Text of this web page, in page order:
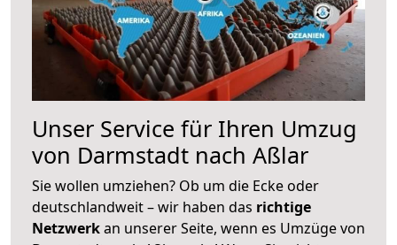
Unser Service für Ihren Umzug
von Darmstadt nach Aßlar
Sie wollen umziehen? Ob um die Ecke oder
deutschlandweit – wir haben das richtige
Netzwerkan unserer Seite, wenn es Umzüge von